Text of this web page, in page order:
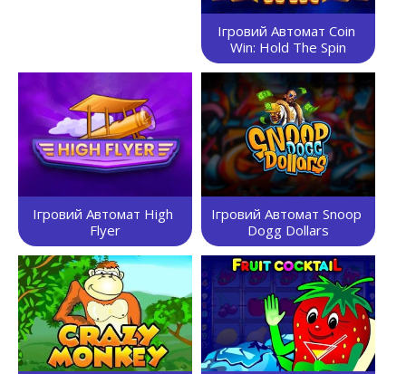
Ігровий Автомат Coin
Win: Hold The Spin
Ігровий Автомат High
Flyer
Ігровий Автомат Snoop
Dogg Dollars